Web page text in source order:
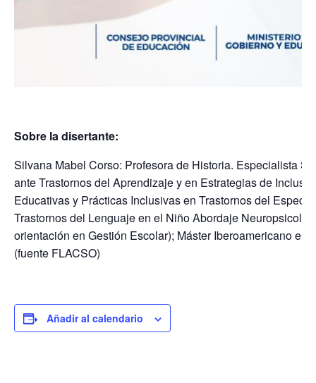
Sobre la disertante:
Silvana Mabel Corso: Profesora de Historia. Especialista
ante Trastornos del Aprendizaje y en Estrategias de
Educativas y Prácticas Inclusivas en Trastornos del
Trastornos del Lenguaje en el Niño Abordaje
orientación en Gestión Escolar); Máster Iberoamericano
(fuente FLACSO)
Añadir al calendario